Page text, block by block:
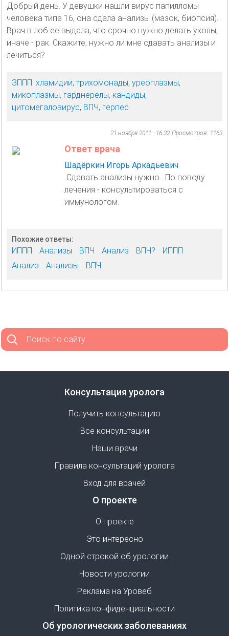
Добрый день. У девушки нашли вирус папилломы
человека типа 16, она сдала анализы (мазок, биопсия).
Врач в лоб ее выдала, что срочно нужно делать уколы,
иначе - рак. Скажите, нужно ли мне сдавать анализы и
лечиться?
ЗППП: хламидии, трихомонады, уреоплазмы,
микоплазмы, гарднерелы, кандиды,
цитомегаловирус, ВПЧ, герпес
21 ноября 2011 - 16:32 Просмотров: 1163
Ответ врача
Шадёркин Игорь Аркадьевич
Сдавать анализы нужно. По поводу
лечения - консультироваться с
иммунологом.
Похожие ответы:
ИППП Анализы ВПЧ Анализ ВПЧ?
ИППП
Анализ
Анализы ВПЧ
Поиск по сайту
Консультация уролога
Получить консультацию
Все консультации
Наши врачи
Правила консультаций уролога
Вход для врачей
О проекте
О проекте
Это интересно
Одной строкой об урологии
Новости урологии
Реклама на Уровеб
Политика конфиденциальности
Об урологических заболеваниях